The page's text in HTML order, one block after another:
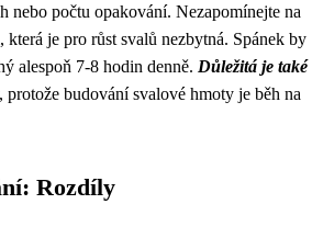
nebo počtu opakování. Nezapomínejte na
která je pro růst svalů nezbytná. Spánek by
alespoň 7-8 hodin denně. Důležitá je také
, protože budování svalové hmoty je běh na
Rozdíly